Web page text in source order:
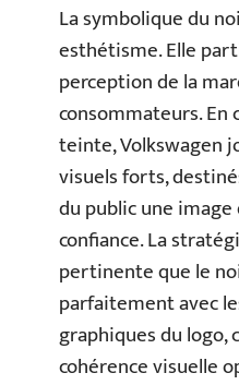
La symbolique du
esthétisme. Elle
perception de la
consommateurs.
teinte, Volkswagen
visuels forts,
du public une
confiance. La
pertinente que le
parfaitement avec
graphiques du logo,
cohérence visuelle